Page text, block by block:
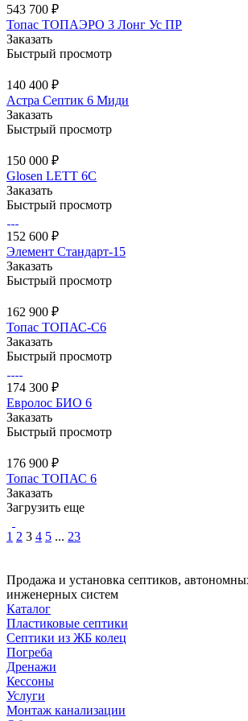
543 700 ₽
Топас ТОПАЭРО 3 Лонг Ус ПР
Заказать
Быстрый просмотр
140 400 ₽
Астра Септик 6 Миди
Заказать
Быстрый просмотр
150 000 ₽
Glosen LETT 6С
Заказать
Быстрый просмотр
152 600 ₽
Элемент Стандарт-15
Заказать
Быстрый просмотр
162 900 ₽
Топас ТОПАС-С6
Заказать
Быстрый просмотр
174 300 ₽
Евролос БИО 6
Заказать
Быстрый просмотр
176 900 ₽
Топас ТОПАС 6
Заказать
Загрузить еще
1 2 3 4 5 ... 23
Продажа и установка септиков,
инженерных систем
Каталог
Пластиковые септики
Септики из ЖБ колец
Погреба
Дренажи
Кессоны
Услуги
Монтаж канализации